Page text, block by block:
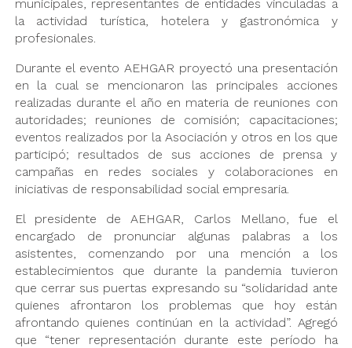
municipales, representantes de entidades vinculadas a
la actividad turística, hotelera y gastronómica y
profesionales.
Durante el evento AEHGAR proyectó una presentación
en la cual se mencionaron las principales acciones
realizadas durante el año en materia de reuniones con
autoridades; reuniones de comisión; capacitaciones;
eventos realizados por la Asociación y otros en los que
participó; resultados de sus acciones de prensa y
campañas en redes sociales y colaboraciones en
iniciativas de responsabilidad social empresaria.
El presidente de AEHGAR, Carlos Mellano, fue el
encargado de pronunciar algunas palabras a los
asistentes, comenzando por una mención a los
establecimientos que durante la pandemia tuvieron
que cerrar sus puertas expresando su “solidaridad ante
quienes afrontaron los problemas que hoy están
afrontando quienes continúan en la actividad”. Agregó
que “tener representación durante este período ha